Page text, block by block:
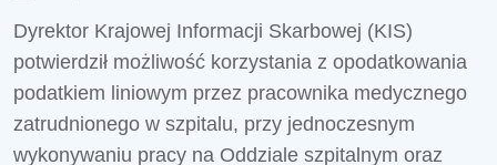
Dyrektor Krajowej Informacji Skarbowej (KIS)
potwierdził możliwość korzystania z opodatkowania
podatkiem liniowym przez pracownika medycznego
zatrudnionego w szpitalu, przy jednoczesnym
wykonywaniu pracy na Oddziale szpitalnym oraz